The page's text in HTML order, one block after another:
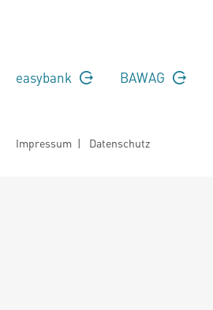
easybank BAWAG
Impressum | Datenschutz